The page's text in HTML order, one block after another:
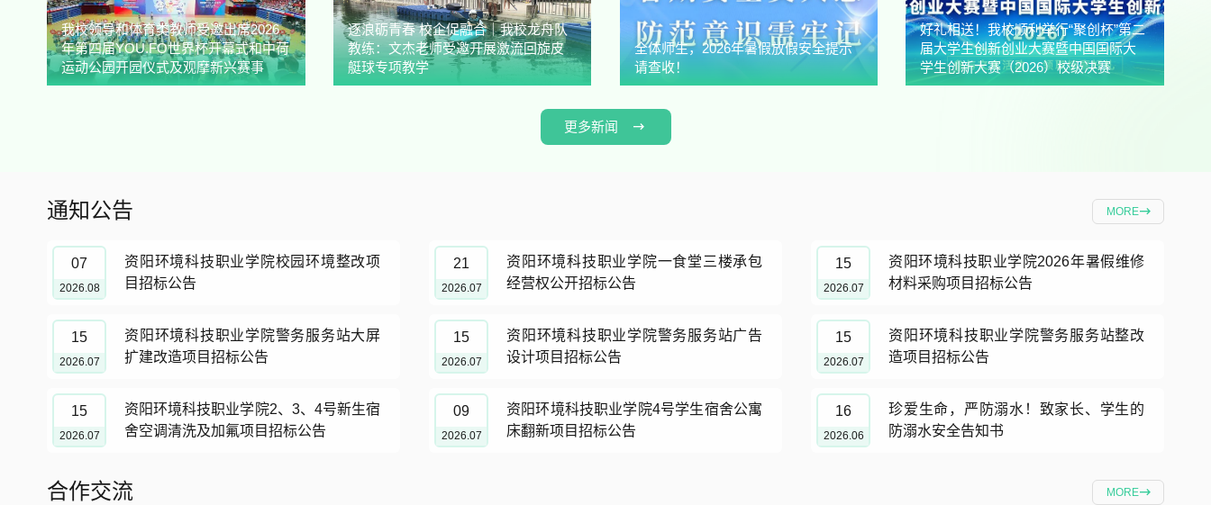
我校领导和体育类教师受邀出席2026
年第四届YOU.FO世界杯开幕式和中荷
运动公园开园仪式及观摩新兴赛事
逐浪砺青春 校企促融合｜我校龙舟队
教练：文杰老师受邀开展激流回旋皮
艇球专项教学
全体师生，2026年暑假放假安全提示
请查收！
好礼相送！我校顺利举行“聚创杯”第二
届大学生创新创业大赛暨中国国际大
学生创新大赛（2026）校级决赛
更多新闻
通知公告 MORE
07
2026.08
资阳环境科技职业学院校园环境整改项
目招标公告
21
2026.07
资阳环境科技职业学院一食堂三楼承包
经营权公开招标公告
15
2026.07
资阳环境科技职业学院2026年暑假维修
材料采购项目招标公告
15
2026.07
资阳环境科技职业学院警务服务站大屏
扩建改造项目招标公告
15
2026.07
资阳环境科技职业学院警务服务站广告
设计项目招标公告
15
2026.07
资阳环境科技职业学院警务服务站整改
造项目招标公告
15
2026.07
资阳环境科技职业学院2、3、4号新生宿
舍空调清洗及加氟项目招标公告
09
2026.07
资阳环境科技职业学院4号学生宿舍公寓
床翻新项目招标公告
16
2026.06
珍爱生命，严防溺水！致家长、学生的
防溺水安全告知书
合作交流 MORE